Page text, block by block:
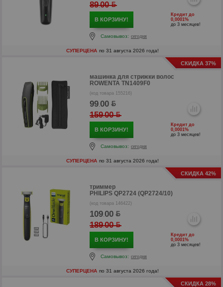
89.00
В КОРЗИНУ!
Кредит до
0,0001%
до 3 месяцев!
Самовывоз: сегодня
СУПЕРЦЕНА по 31 августа 2026 года!
СКИДКА 37%
машинка для стрижки волос
ROWENTA TN1409F0
(код товара 155216)
99.00
159.00
В КОРЗИНУ!
Кредит до
0,0001%
до 3 месяцев!
Самовывоз: сегодня
СУПЕРЦЕНА по 31 августа 2026 года!
СКИДКА 42%
триммер
PHILIPS QP2724 (QP2724/10)
(код товара 146422)
109.00
189.00
В КОРЗИНУ!
Кредит до
0,0001%
до 3 месяцев!
Самовывоз: сегодня
СУПЕРЦЕНА по 31 августа 2026 года!
СКИДКА 28%